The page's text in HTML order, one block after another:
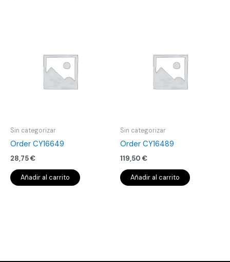
Sin categorizar
Order CY16649
28,75€
Añadir al carrito
Sin categorizar
Order CY16489
119,50 €
Añadir al carrito